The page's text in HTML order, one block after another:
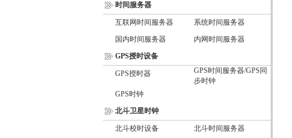
时间服务器
互联网时间服务器
系统时间服务器
国内时间服务器
内网时间服务器
GPS授时设备
GPS授时器
GPS时间服务器/GPS同
步时钟
GPS时钟
北斗卫星时钟
北斗校时设备
北斗时间服务器